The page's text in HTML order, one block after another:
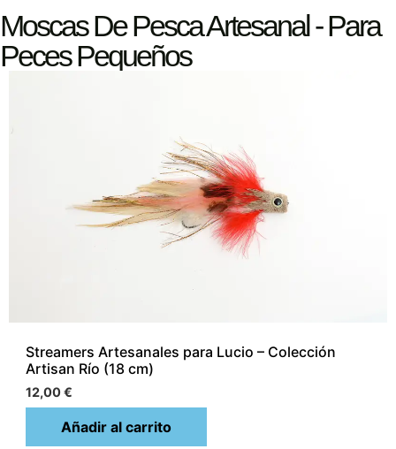
Moscas De Pesca Artesanal - Para
Peces Pequeños
Streamers Artesanales para Lucio – Colección
Artisan Río (18 cm)
12,00€
Añadir al carrito